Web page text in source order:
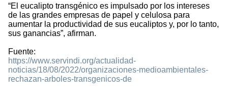
“El eucalipto transgénico es impulsado por los intereses
de las grandes empresas de papel y celulosa para
aumentar la productividad de sus eucaliptos y, por lo tanto,
sus ganancias”, afirman.
Fuente:
https://www.servindi.org/actualidad-
noticias/18/08/2022/organizaciones-medioambientales-
rechazan-arboles-transgenicos-de